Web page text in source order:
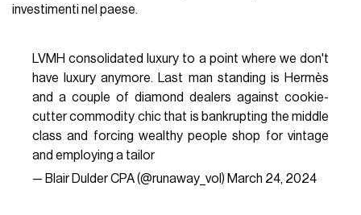
investimenti nel paese.
LVMH consolidated luxury to a point where we don't
have luxury anymore. Last man standing is Hermès
and a couple of diamond dealers against cookie-
cutter commodity chic that is bankrupting the middle
class and forcing wealthy people shop for vintage
and employing a tailor
— Blair Dulder CPA (@runaway_vol) March 24, 2024